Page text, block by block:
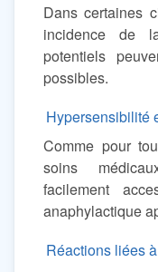
Dans certaines
incidence de
potentiels
possibles.
Hypersensibilité
Comme pour
soins
facilement
anaphylactique
Réactions liées